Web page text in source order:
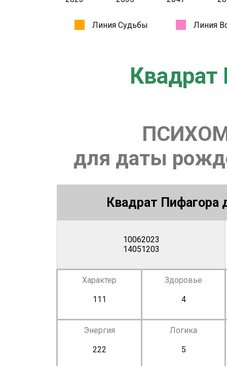
Квадрат
для даты
Квадрат Пифагора
10062023
14051203
Характер
111
Здоровье
4
Энергия
222
Логика
5